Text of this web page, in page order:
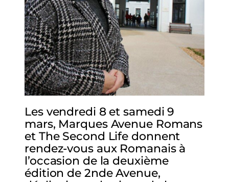
Les vendredi 8 et samedi 9
mars, Marques Avenue Romans
et The Second Life donnent
rendez-vous aux Romanais à
l’occasion de la deuxième
édition de 2nde Avenue,